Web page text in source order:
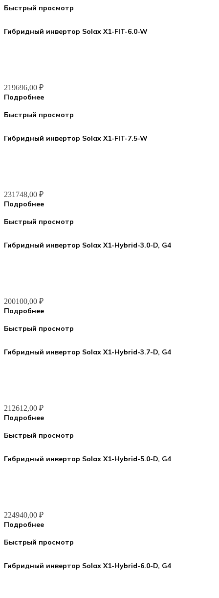
Быстрый просмотр
Гибридный инвертор Solax X1-FIT-6.0-W
219696,00 ₽
Подробнее
Быстрый просмотр
Гибридный инвертор Solax X1-FIT-7.5-W
231748,00 ₽
Подробнее
Быстрый просмотр
Гибридный инвертор Solax X1-Hybrid-3.0-D, G4
200100,00 ₽
Подробнее
Быстрый просмотр
Гибридный инвертор Solax X1-Hybrid-3.7-D, G4
212612,00 ₽
Подробнее
Быстрый просмотр
Гибридный инвертор Solax X1-Hybrid-5.0-D, G4
224940,00 ₽
Подробнее
Быстрый просмотр
Гибридный инвертор Solax X1-Hybrid-6.0-D, G4